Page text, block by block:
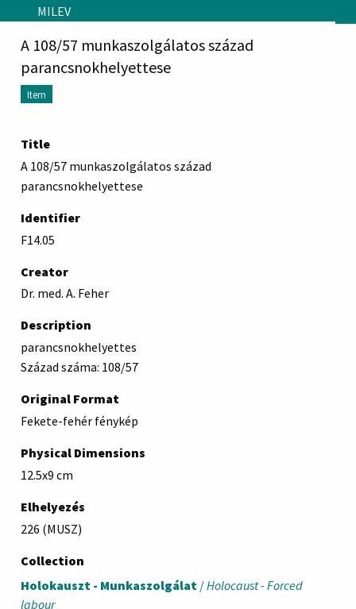
Skip to main content
MILEV
A 108/57 munkaszolgálatos század
parancsnokhelyettese
Item
Title
A 108/57 munkaszolgálatos század
parancsnokhelyettese
Identifier
F14.05
Creator
Dr. med. A. Feher
Description
parancsnokhelyettes
Század száma: 108/57
Original Format
Fekete-fehér fénykép
Physical Dimensions
12.5x9 cm
Elhelyezés
226 (MUSZ)
Collection
Holokauszt - Munkaszolgálat /Holocaust - Forced
labour